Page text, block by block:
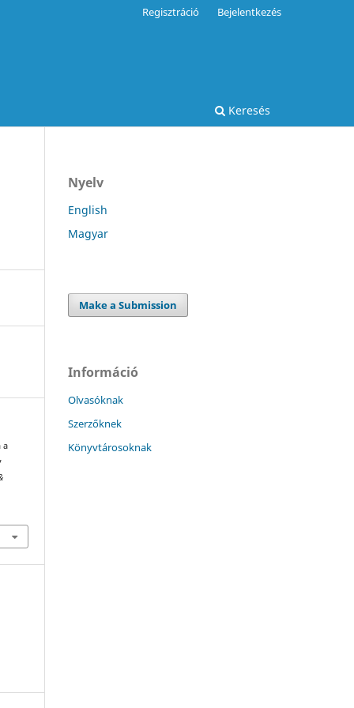
Keresés
Regisztráció Bejelentkezés
a
Nyelv
English
Magyar
Make a Submission
Információ
Olvasóknak
Szerzőknek
Könyvtárosoknak